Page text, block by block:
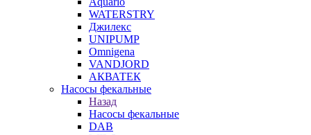
WATERSTRY
Джилекс
UNIPUMP
Omnigena
VANDJORD
АКВАТЕК
Насосы фекальные
Назад
Насосы фекальные
DAB